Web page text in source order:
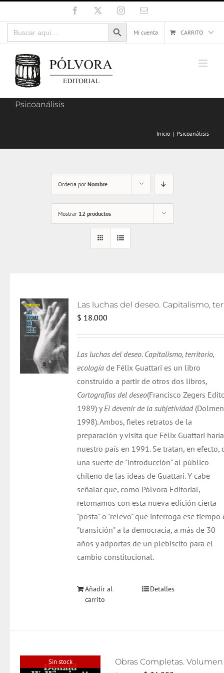
al
contenido
Facebook InstagramCorreo
Buscar:
Botón de búsqueda
Mi cuenta
CARRITO
Psicoanálisis
Inicio Psicoanálisis
Ordena por Nombre
Mostrar 12 productos
Las
$ 18.000
Las luchas del deseo. Capitalismo, territorio,
ecologíade Félix Guattari es un libro
construido a partir de otros dos libros,
Cartografías del deseo(Francisco Zegers
1989) yEl devenir de la subjetividad
1998). Ambos, fieles retratos de la
preparación y visita que Félix Guattari
nuestro país en 1991. Se tratan, en efecto,
una suerte de "introducción" al público
chileno de las ideas de Guattari. Y cabe
señalar que, como Pólvora Editorial,
retomamos con esta nueva edición cierta
"posta" o "relevo" que interroga ese tiempo
"transición" a la democracia, a más de 30
años y adportas de un plebiscito para el
cambio constitucional.
Añadir al
carrito
Detalles
Sin stock